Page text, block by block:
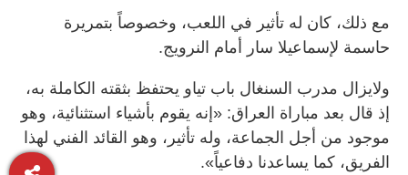
مع ذلك، كان له تأثير في اللعب، وخصوصاً بتمريرة
حاسمة لإسماعيلا سار أمام النرويج.
ولايزال مدرب السنغال باب تياو يحتفظ بثقته الكاملة به،
إذ قال بعد مباراة العراق: «إنه يقوم بأشياء استثنائية، وهو
موجود من أجل الجماعة، وله تأثير، وهو القائد الفني لهذا
الفريق، كما يساعدنا دفاعياً».